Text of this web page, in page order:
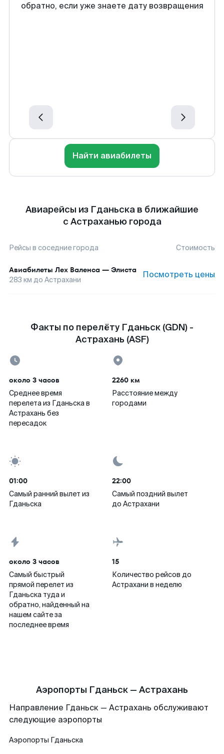
обратно, если уже знаете дату возвращения
Найти авиабилеты
Авиарейсы из Гданьска в ближайшие
с Астраханью города
Рейсы в соседние города Стоимость
Авиабилеты Лех Валенса — Элиста
283 км до Астрахани Посмотреть цены
Факты по перелёту Гданьск (GDN) -
Астрахань (ASF)
около 3 часов
Среднее время
перелета из Гданьска в
Астрахань без
пересадок
2260 км
Расстояние между
городами
01:00
Самый ранний вылет из
Гданьска
22:00
Самый поздний вылет
до Астрахани
около 3 часов
Самый быстрый
прямой перелет из
Гданьска туда и
обратно, найденный на
нашем сайте за
последнее время
15
Количество рейсов до
Астрахани в неделю
Аэропорты Гданьск — Астрахань
Направление Гданьск — Астрахань обслуживают
следующие аэропорты
Аэропорты Гданьска